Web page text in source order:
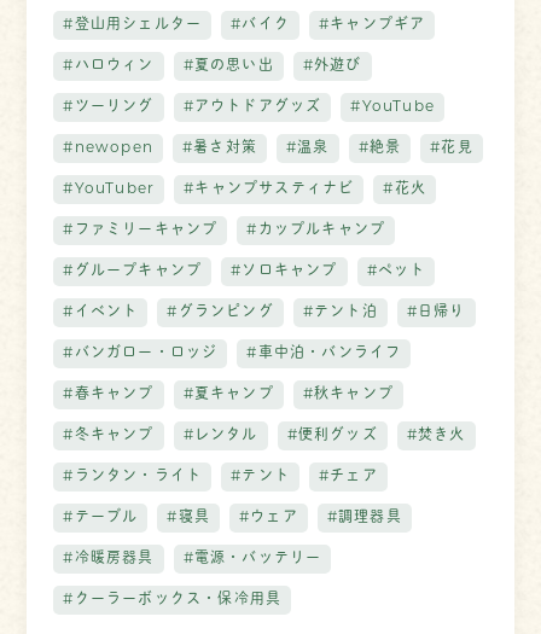
#登山用シェルター #バイク #キャンプギア
#ハロウィン #夏の思い出 #外遊び
#ツーリング #アウトドアグッズ #YouTube
#newopen #暑さ対策 #温泉 #絶景 #花見
#YouTuber #キャンプサスティナビ #花火
#ファミリーキャンプ #カップルキャンプ
#グループキャンプ #ソロキャンプ #ペット
#イベント #グランピング #テント泊 #日帰り
#バンガロー・ロッジ #車中泊・バンライフ
#春キャンプ #夏キャンプ #秋キャンプ
#冬キャンプ #レンタル #便利グッズ #焚き火
#ランタン・ライト #テント #チェア
#テーブル #寝具 #ウェア #調理器具
#冷暖房器具 #電源・バッテリー
#クーラーボックス・保冷用具